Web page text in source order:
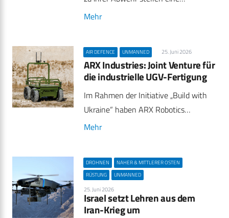
Mehr
AIR DEFENCE UNMANNED 25. Juni 2026
ARX Industries: Joint Venture für
die industrielle UGV-Fertigung
Im Rahmen der Initiative „Build with
Ukraine“ haben ARX Robotics…
Mehr
DROHNEN
NAHER & MITTLERER OSTEN
RÜSTUNG
UNMANNED
25. Juni 2026
Israel setzt Lehren aus dem
Iran-Krieg um